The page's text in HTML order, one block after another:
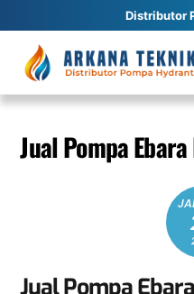
Distributor
content
Jual Pompa
Jual Pompa